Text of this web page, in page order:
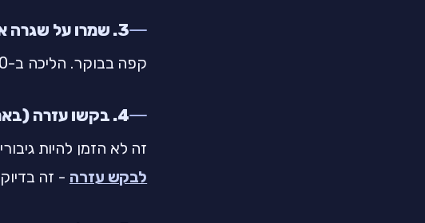
3. שמרו על שגרה אחת קטנה
קפה בבוקר. הליכה ב-18:00. סדרה לפני שינה. דבר אחד שנשאר קבוע נותן עוגן בתוך הכאוס.
4. בקשו עזרה (באמת)
זה לא הזמן להיות
לבקש עזרה - זה